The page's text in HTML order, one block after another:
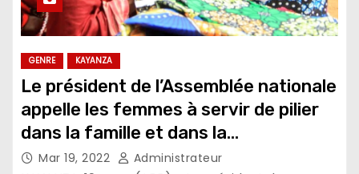
GENRE KAYANZA
Le président de l’Assemblée nationale
appelle les femmes à servir de pilier
dans la famille et dans la
communauté
Mar 19, 2022 Administrateur